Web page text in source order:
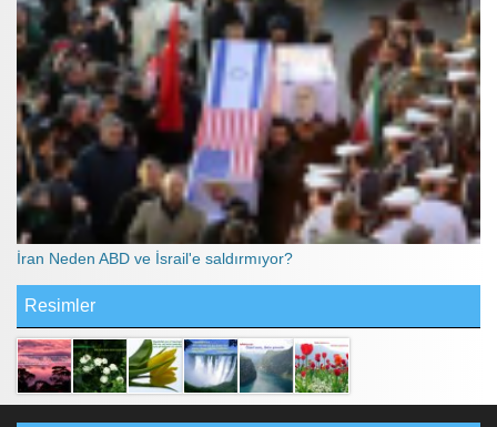
İran Neden ABD ve İsrail'e saldırmıyor?
Resimler